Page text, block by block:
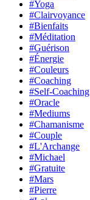
#Yoga
#Clairvoyance
#Bienfaits
#Méditation
#Guérison
#Énergie
#Couleurs
#Coaching
#Self-Coaching
#Oracle
#Mediums
#Chamanisme
#Couple
#L'Archange
#Michael
#Gratuite
#Mars
#Pierre